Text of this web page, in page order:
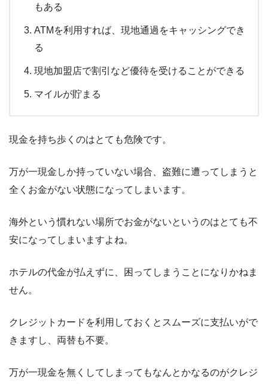
もある
ATMを利用すれば、現地通過をキャッシングでき
る
現地加盟店で割引など優待を受けることができる
マイルが貯まる
現金を持ち歩くのはとても危険です。
万が一現金しか持っていない場合、盗難に遭ってしまうと
全くお金がない状態になってしまいます。
海外という慣れない場所でお金がないというのはとても不
安になってしまいますよね。
ホテルの代金が払えずに、困ってしまうことになりかねま
せん。
クレジットカードを利用しておくとスムーズに支払いがで
きますし、両替も不要。
万が一現金を無くしてしまってもなんとかなるのがクレジ